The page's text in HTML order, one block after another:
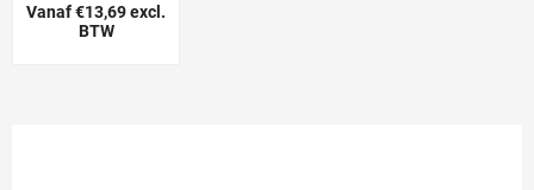
Vanaf €13,69 excl.
BTW